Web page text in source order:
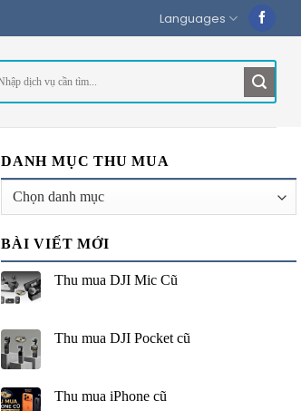
Languages
DANH MỤC THU MUA
Danh
mua
BÀI VIẾT MỚI
Thu mua DJI Mic Cũ
Thu mua DJI Pocket cũ
Thu mua iPhone cũ